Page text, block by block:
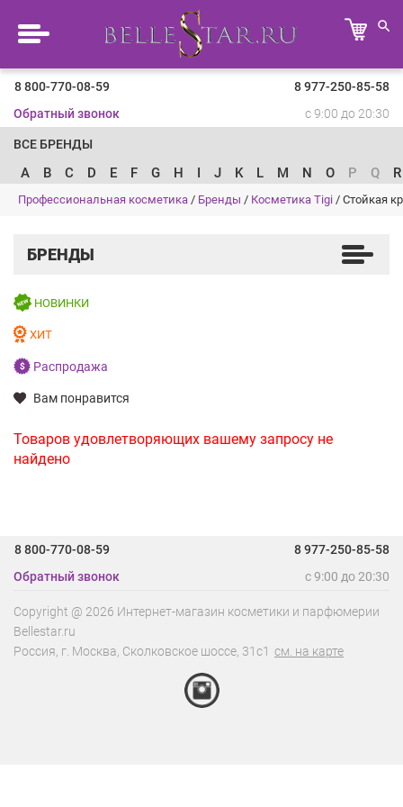
8 800-770-08-59
8 977-250-85-58
Обратный звонок
с 9:00 до 20:30
ВСЕ БРЕНДЫ
A B C D E F G H I J K L M N O P Q R
Профессиональная косметика / Бренды / Косметика Tigi / Стойкая
БРЕНДЫ
НОВИНКИ
ХИТ
Распродажа
Вам понравится
Товаров удовлетворяющих вашему запросу не
найдено
8 800-770-08-59
8 977-250-85-58
Обратный звонок
с 9:00 до 20:30
Copyright @ 2026 Интернет-магазин косметики и парфюмерии
Bellestar.ru
Россия, г. Москва Сколковское шоссе, 31с1 см. на карте